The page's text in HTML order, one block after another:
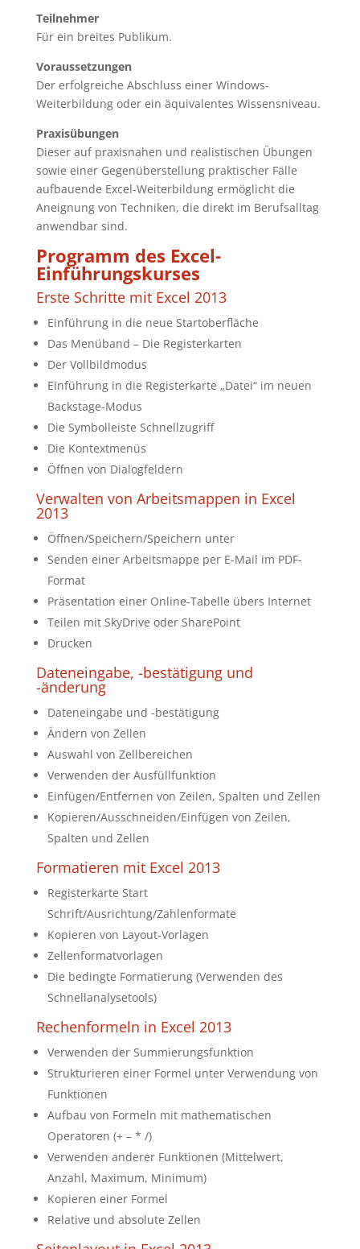
Teilnehmer
Für ein breites Publikum.
Voraussetzungen
Der erfolgreiche Abschluss einer Windows-
Weiterbildung oder ein äquivalentes Wissensniveau.
Praxisübungen
Dieser auf praxisnahen und realistischen Übungen
sowie einer Gegenüberstellung praktischer Fälle
aufbauende Excel-Weiterbildung ermöglicht die
Aneignung von Techniken, die direkt im Berufsalltag
anwendbar sind.
Programm des Excel-
Einführungskurses
Erste Schritte mit Excel 2013
Einführung in die neue Startoberfläche
Das Menüband – Die Registerkarten
Der Vollbildmodus
Einführung in die Registerkarte „Datei“ im neuen
Backstage-Modus
Die Symbolleiste Schnellzugriff
Die Kontextmenüs
Öffnen von Dialogfeldern
Verwalten von Arbeitsmappen in Excel
2013
Öffnen/Speichern/Speichern unter
Senden einer Arbeitsmappe per E-Mail im PDF-
Format
Präsentation einer Online-Tabelle übers Internet
Teilen mit SkyDrive oder SharePoint
Drucken
Dateneingabe, -bestätigung und
-änderung
Dateneingabe und -bestätigung
Ändern von Zellen
Auswahl von Zellbereichen
Verwenden der Ausfüllfunktion
Einfügen/Entfernen von Zeilen, Spalten und Zellen
Kopieren/Ausschneiden/Einfügen von Zeilen,
Spalten und Zellen
Formatieren mit Excel 2013
Registerkarte Start
Schrift/Ausrichtung/Zahlenformate
Kopieren von Layout-Vorlagen
Zellenformatvorlagen
Die bedingte Formatierung (Verwenden des
Schnellanalysetools)
Rechenformeln in Excel 2013
Verwenden der Summierungsfunktion
Strukturieren einer Formel unter Verwendung von
Funktionen
Aufbau von Formeln mit mathematischen
Operatoren (+ – * /)
Verwenden anderer Funktionen (Mittelwert,
Anzahl, Maximum, Minimum)
Kopieren einer Formel
Relative und absolute Zellen